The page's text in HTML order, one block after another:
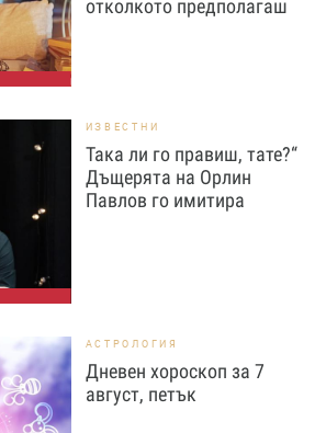
отколкото предполагаш
ИЗВЕСТНИ
Така ли го правиш, тате?“
Дъщерята на Орлин
Павлов го имитира
АСТРОЛОГИЯ
Дневен хороскоп за 7
август, петък